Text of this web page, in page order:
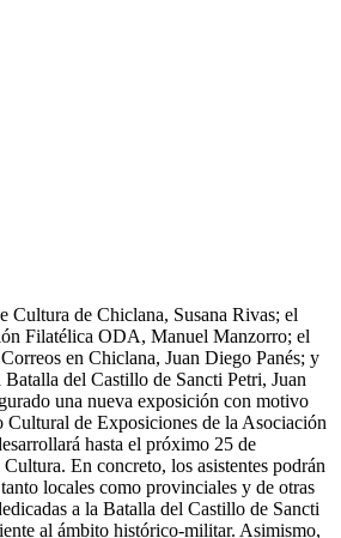
Cultura de Chiclana, Susana Rivas; el
Filatélica ODA, Manuel Manzorro; el
en Chiclana, Juan Diego Panés; y
del Castillo de Sancti Petri, Juan
una nueva exposición con motivo
de Exposiciones de la Asociación
hasta el próximo 25 de
En concreto, los asistentes podrán
locales como provinciales y de otras
a la Batalla del Castillo de Sancti
al ámbito histórico-militar. Asimismo,